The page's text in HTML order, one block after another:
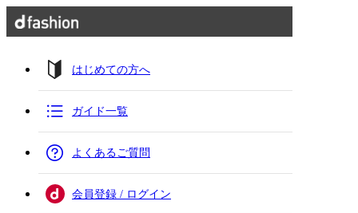
はじめての方へ
ガイド一覧
よくあるご質問
会員登録 / ログイン